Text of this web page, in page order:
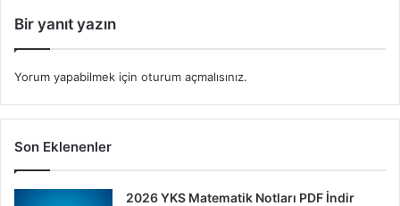
Bir yanıt yazın
Yorum yapabilmek için oturum açmalısınız.
Son Eklenenler
2026 YKS Matematik Notları PDF İndir